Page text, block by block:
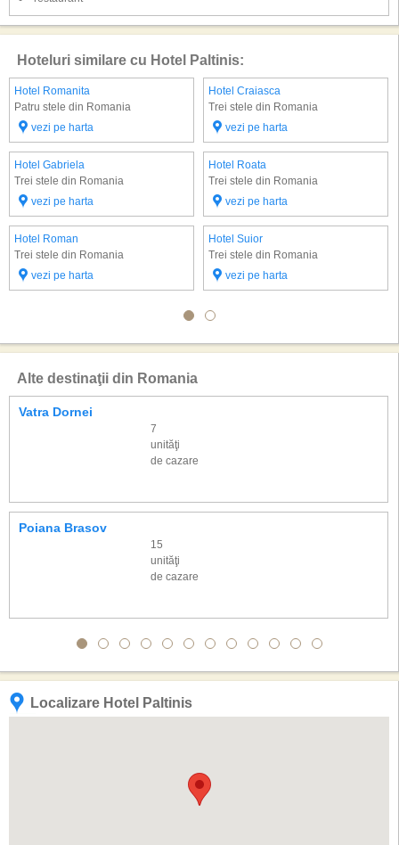
Hoteluri similare cu Hotel Paltinis:
Hotel Romanita
Patru stele din Romania
vezi pe harta
Hotel Craiasca
Trei stele din Romania
vezi pe harta
Hotel Gabriela
Trei stele din Romania
vezi pe harta
Hotel Roata
Trei stele din Romania
vezi pe harta
Hotel Roman
Trei stele din Romania
vezi pe harta
Hotel Suior
Trei stele din Romania
vezi pe harta
Alte destinaţii din Romania
Vatra Dornei
7
unităţi
de cazare
Poiana Brasov
15
unităţi
de cazare
Localizare Hotel Paltinis